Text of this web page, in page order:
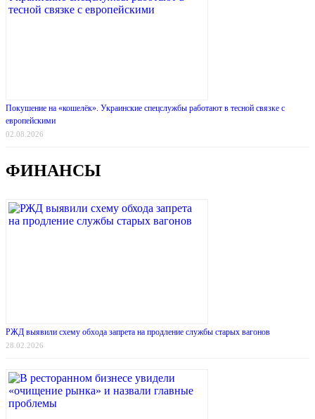
Покушение на «кошелёк». Украинские спецслужбы работают в тесной связке с
европейскими
02.08.2026
ФИНАНСЫ
РЖД выявили схему обхода запрета на продление службы старых вагонов
28.02.2026